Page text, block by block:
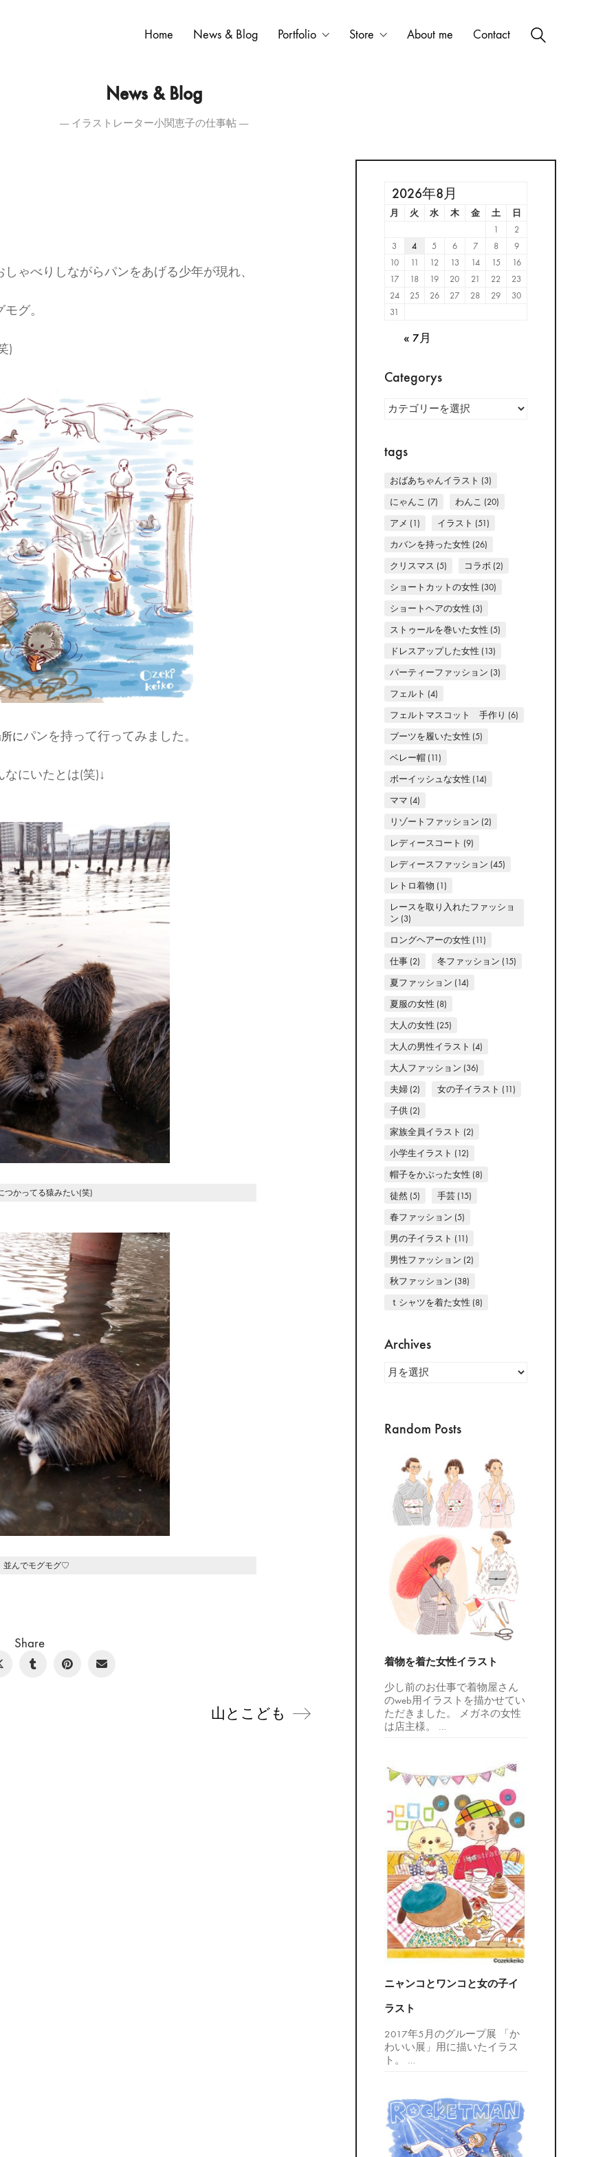
Home News & Blog Portfolio Store About me Contact
News & Blog
― イラストレーター小関恵子の仕事帖 ―
ゃべりしながらパンをあげる少年が現れ、
グ。
)
にパンを持って行ってみました。
にいたとは(笑)↓
つかってる猿みたい(笑)
並んでモグモグ♡
Share
山とこども
2026年8月
月 火 水 木 金 土
日
1
2
3
4 5 6 7 8
9
10
11 12 13 14 15
16
17
18 19 20 21 22
23
24
25 26 27 28 29
30
31
« 7月
Categorys
tags
おばあちゃんイラスト (3)
にゃんこ (7) わんこ (20)
アメ (1) イラスト (51)
カバンを持った女性 (26)
クリスマス (5) コラボ (2)
ショートカットの女性 (30)
ショートヘアの女性 (3)
ストゥールを巻いた女性 (5)
ドレスアップした女性 (13)
パーティーファッション (3)
フェルト (4)
フェルトマスコット 手作り (6)
ブーツを履いた女性 (5)
ベレー帽(11)
ボーイッシュな女性 (14)
ママ (4)
リゾートファッション (2)
レディースコート (9)
レディースファッション (45)
レトロ着物 (1)
レースを取り入れたファッショ
ン (3)
ロングヘアーの女性 (11)
仕事(2) 冬ファッション (15)
夏ファッション (14)
夏服の女性 (8)
大人の女性 (25)
大人の男性イラスト (4)
大人ファッション (36)
夫婦(2) 女の子イラスト (11)
子供(2)
家族全員イラスト (2)
小学生イラスト (12)
帽子をかぶった女性 (8)
徒然(5) 手芸(15)
春ファッション (5)
男の子イラスト (11)
男性ファッション (2)
秋ファッション (38)
ｔシャツを着た女性 (8)
Archives
Archives
Random Posts
着物を着た女性イラスト
少し前のお仕事で着物屋さん
のweb用イラストを描かせてい
ただきました。 メガネの女性
は店主様。 …
ニャンコとワンコと女の子イ
ラスト
2017年5月のグループ展 「か
わいい展」用に描いたイラス
ト。 …